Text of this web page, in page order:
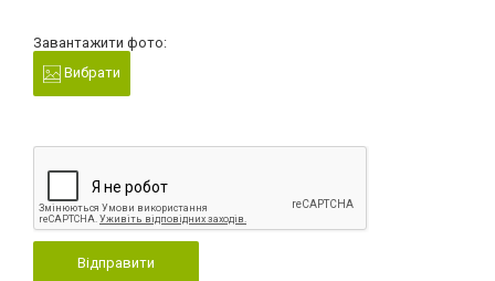
Завантажити фото:
Вибрати
Відправити